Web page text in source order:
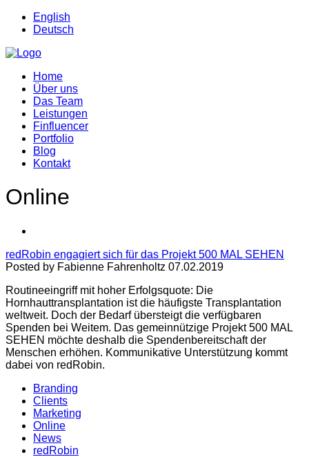
English
Deutsch
Home
Über uns
Das Team
Leistungen
Finfluencer
Portfolio
Blog
Kontakt
Online
redRobin engagiert sich für das Projekt 500 MAL SEHEN
Posted by Fabienne Fahrenholtz 07.02.2019
Routineeingriff mit hoher Erfolgsquote: Die
Hornhauttransplantation ist die häufigste Transplantation
weltweit. Doch der Bedarf übersteigt die verfügbaren
Spenden bei Weitem. Das gemeinnützige Projekt 500 MAL
SEHEN möchte deshalb die Spendenbereitschaft der
Menschen erhöhen. Kommunikative Unterstützung kommt
dabei von redRobin.
Branding
Clients
Marketing
Online
News
redRobin